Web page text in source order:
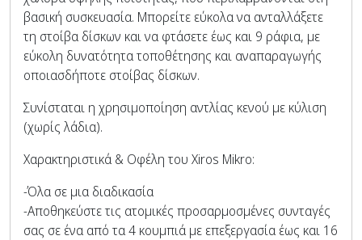
βασική συσκευασία. Μπορείτε εύκολα να ανταλλάξετε
τη στοίβα δίσκων και να φτάσετε έως και 9 ράφια, με
εύκολη δυνατότητα τοποθέτησης και αναπαραγωγής
οποιασδήποτε στοίβας δίσκων.
Συνίσταται η χρησιμοποίηση αντλίας κενού με κύλιση
(χωρίς λάδια).
Χαρακτηριστικά & Οφέλη του Xiros Mikro:
-Όλα σε μια διαδικασία
-Αποθηκεύστε τις ατομικές προσαρμοσμένες συνταγές
σας σε ένα από τα 4 κουμπιά με επεξεργασία έως και 16